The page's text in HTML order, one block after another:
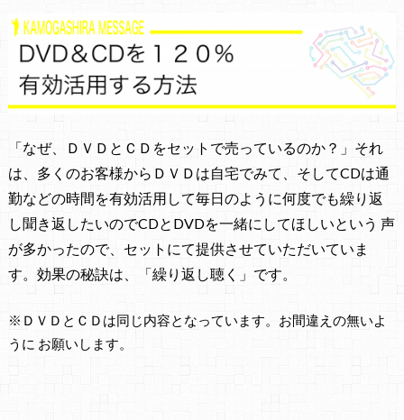
「なぜ、ＤＶＤとＣＤをセットで売っているのか？」それ
は、多くのお客様からＤＶＤは自宅でみて、そしてCDは通
勤などの時間を有効活用して毎日のように何度でも繰り返
し聞き返したいのでCDとDVDを一緒にしてほしいという 声
が多かったので、セットにて提供させていただいていま
す。効果の秘訣は、「繰り返し聴く」です。
※ＤＶＤとＣＤは同じ内容となっています。お間違えの無いよ
うに お願いします。